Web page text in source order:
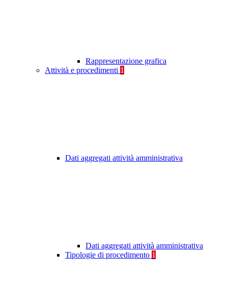
Rappresentazione grafica
Attività e procedimenti 1
Dati aggregati attività amministrativa
Dati aggregati attività amministrativa
Tipologie di procedimento 1